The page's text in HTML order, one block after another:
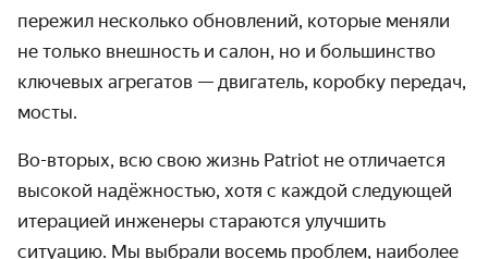
пере­жил несколько обнов­лений, которые меняли
не только внеш­ность и салон, но и большин­ство
ключевых агрегатов — двигатель, коробку передач,
мосты.
Во-вторых, всю свою жизнь Patriot не отличается
высокой надёж­ностью, хотя с каждой следующей
итерацией инженеры стараются улучшить
ситуацию. Мы выбрали восемь проблем, наиболее